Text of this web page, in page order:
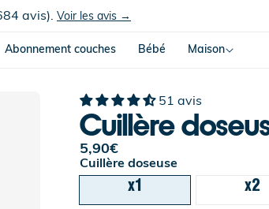
avis). Voir les avis →
Abonnement couches Bébé Maison
51 avis
Cuillère
Prix
habituel
5,90€
Cuillère doseuse
x1
x2